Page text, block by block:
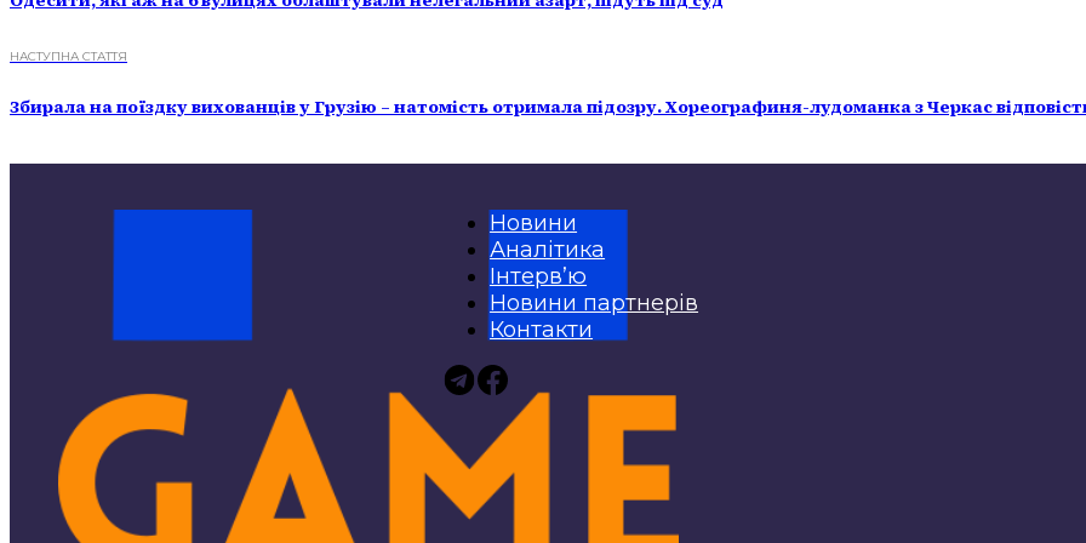
НАСТУПНА СТАТТЯ
Збирала на поїздку вихованців у Грузію – натомість отримала підозру. Хореографиня-лудоманка з Черкас
Новини
Аналітика
Інтерв’ю
Новини партнерів
Контакти